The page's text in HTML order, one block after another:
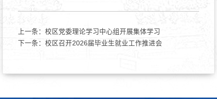
上一条： 校区党委理论学习中心组开展集体学习
下一条： 校区召开2026届毕业生就业工作推进会